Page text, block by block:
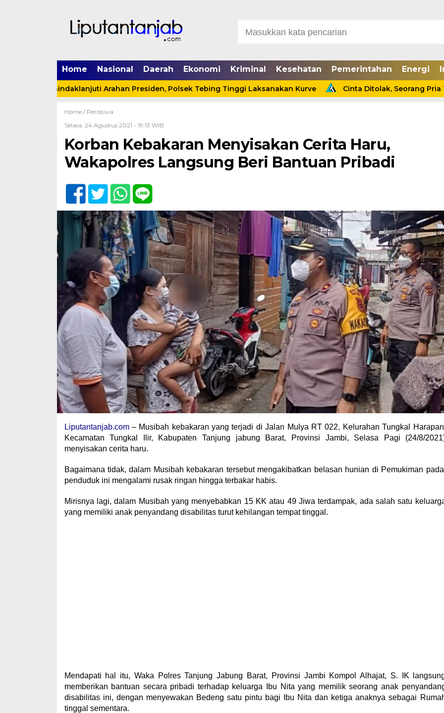
Home Nasional Daerah Ekonomi Kriminal Kesehatan Pemerintahan Energi
Menindaklanjuti Arahan Presiden, Polsek Tebing Tinggi Laksanakan Kurve Cinta Ditolak, Seorang Pria Tewas
Home / Peristiwa
Selasa, 24 Agustus 2021 - 19:13 WIB
Korban Kebakaran Menyisakan Cerita Haru,
Wakapolres Langsung Beri Bantuan Pribadi
Liputantanjab.com– Musibah kebakaran yang terjadi di Jalan Mulya RT 022, Kelurahan Tungkal
Kecamatan Tungkal Ilir, Kabupaten Tanjung jabung Barat, Provinsi Jambi, Selasa Pagi (24/8/
menyisakan cerita haru.
Bagaimana tidak, dalam Musibah kebakaran tersebut mengakibatkan belasan hunian di Pemukiman
penduduk ini mengalami rusak ringan hingga terbakar habis.
Mirisnya lagi, dalam Musibah yang menyebabkan 15 KK atau 49 Jiwa terdampak, ada salah satu
yang memiliki anak penyandang disabilitas turut kehilangan tempat tinggal.
Mendapati hal itu, Waka Polres Tanjung Jabung Barat, Provinsi Jambi Kompol Alhajat, S. IK
memberikan bantuan secara pribadi terhadap keluarga Ibu Nita yang memilik seorang anak
disabilitas ini, dengan menyewakan Bedeng satu pintu bagi Ibu Nita dan ketiga anaknya sebagai
tinggal sementara.